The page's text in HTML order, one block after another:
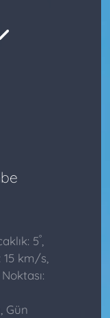
5°,
15 km/s,
Gün